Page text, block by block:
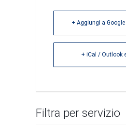
+ Aggiungi a
+ iCal / Outlook
Filtra per servizio